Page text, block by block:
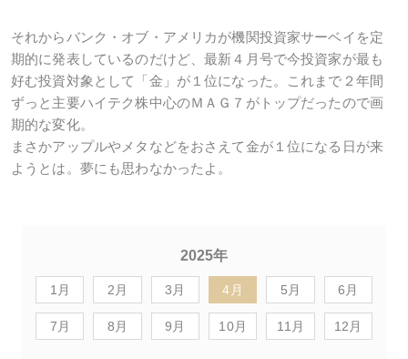
それからバンク・オブ・アメリカが機関投資家サーベイを定
期的に発表しているのだけど、最新４月号で今投資家が最も
好む投資対象として「金」が１位になった。これまで２年間
ずっと主要ハイテク株中心のＭＡＧ７がトップだったので画
期的な変化。
まさかアップルやメタなどをおさえて金が１位になる日が来
ようとは。夢にも思わなかったよ。
2025年
1月 2月 3月 4月 5月 6月
7月 8月 9月 10月 11月 12月